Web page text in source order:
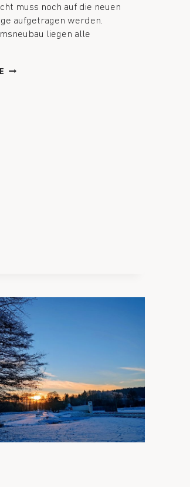
muss noch auf die neuen
aufgetragen werden.
liegen alle